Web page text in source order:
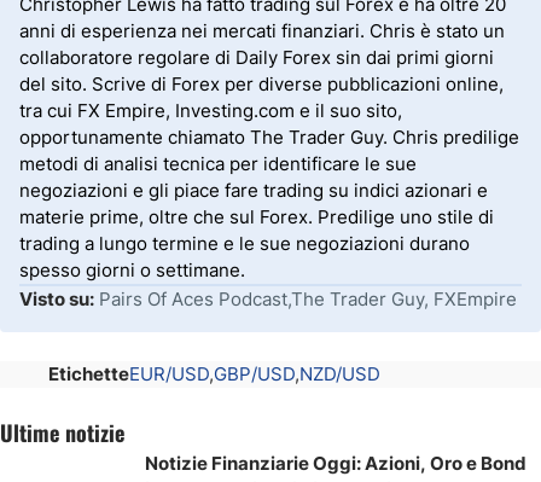
anni di esperienza nei mercati finanziari. Chris è stato un
collaboratore regolare di Daily Forex sin dai primi giorni
del sito. Scrive di Forex per diverse pubblicazioni online,
tra cui FX Empire, Investing.com e il suo sito,
opportunamente chiamato The Trader Guy. Chris predilige
metodi di analisi tecnica per identificare le sue
negoziazioni e gli piace fare trading su indici azionari e
materie prime, oltre che sul Forex. Predilige uno stile di
trading a lungo termine e le sue negoziazioni durano
spesso giorni o settimane.
Visto su: Pairs Of Aces Podcast,The Trader Guy, FXEmpire
EtichetteEUR/USD GBP/USD NZD/USD
Ultime notizie
Notizie Finanziarie Oggi: Azioni, Oro e Bond